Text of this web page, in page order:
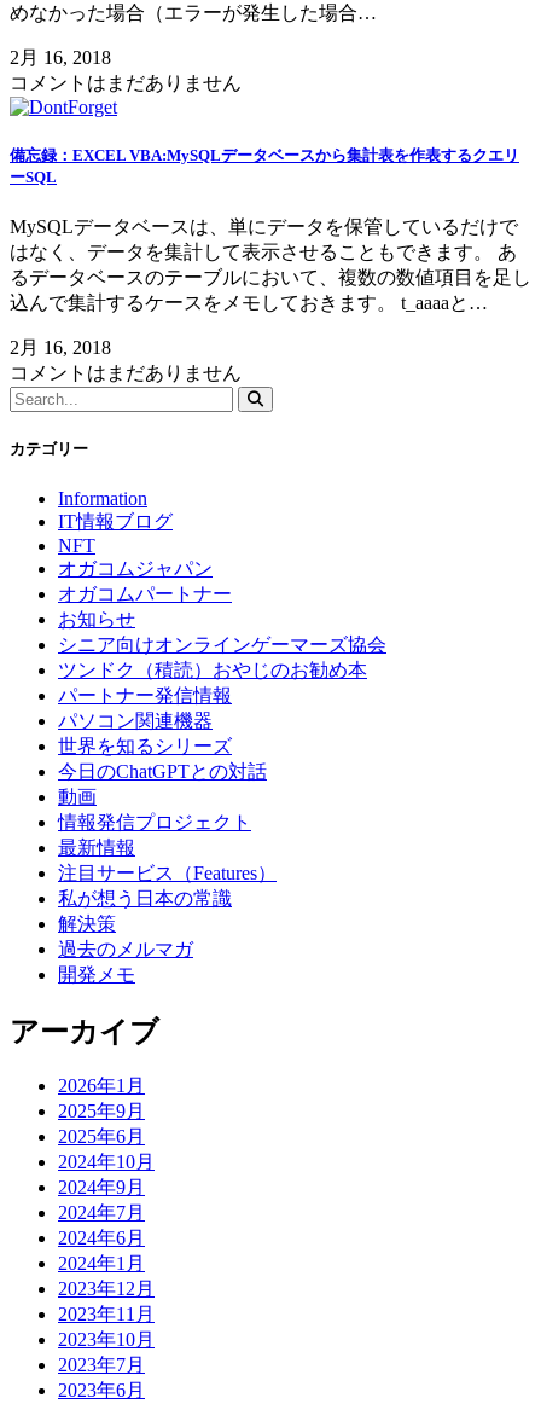
めなかった場合（エラーが発生した場合…
2月 16, 2018
コメントはまだありません
備忘録：EXCEL VBA:MySQLデータベースから集計表を作表するクエリ
ーSQL
MySQLデータベースは、単にデータを保管しているだけで
はなく、データを集計して表示させることもできます。 あ
るデータベースのテーブルにおいて、複数の数値項目を足し
込んで集計するケースをメモしておきます。 t_aaaaと…
2月 16, 2018
コメントはまだありません
カテゴリー
Information
IT情報ブログ
NFT
オガコムジャパン
オガコムパートナー
お知らせ
シニア向けオンラインゲーマーズ協会
ツンドク（積読）おやじのお勧め本
パートナー発信情報
パソコン関連機器
世界を知るシリーズ
今日のChatGPTとの対話
動画
情報発信プロジェクト
最新情報
注目サービス（Features）
私が想う日本の常識
解決策
過去のメルマガ
開発メモ
アーカイブ
2026年1月
2025年9月
2025年6月
2024年10月
2024年9月
2024年7月
2024年6月
2024年1月
2023年12月
2023年11月
2023年10月
2023年7月
2023年6月